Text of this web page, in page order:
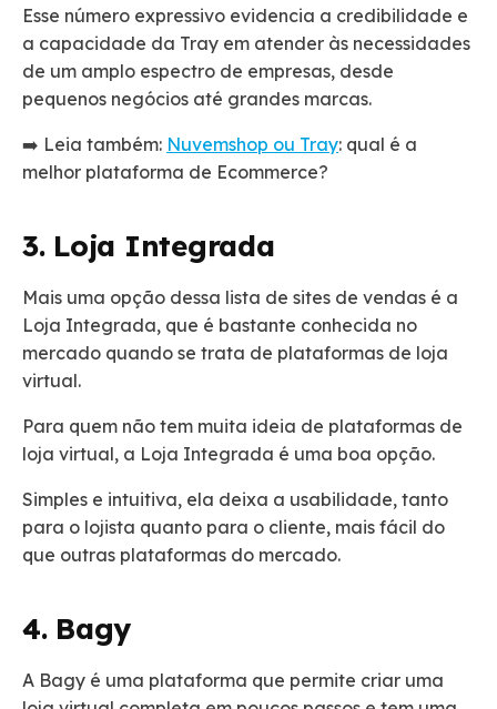
Esse número expressivo evidencia a credibilidade e
a capacidade da Tray em atender às necessidades
de um amplo espectro de empresas, desde
pequenos negócios até grandes marcas.
➡️ Leia também: Nuvemshop ou Tray: qual é a
melhor plataforma de Ecommerce?
3. Loja Integrada
Mais uma opção dessa lista de sites de vendas é a
Loja Integrada, que é bastante conhecida no
mercado quando se trata de plataformas de loja
virtual.
Para quem não tem muita ideia de plataformas de
loja virtual, a Loja Integrada é uma boa opção.
Simples e intuitiva, ela deixa a usabilidade, tanto
para o lojista quanto para o cliente, mais fácil do
que outras plataformas do mercado.
4. Bagy
A Bagy é uma plataforma que permite criar uma